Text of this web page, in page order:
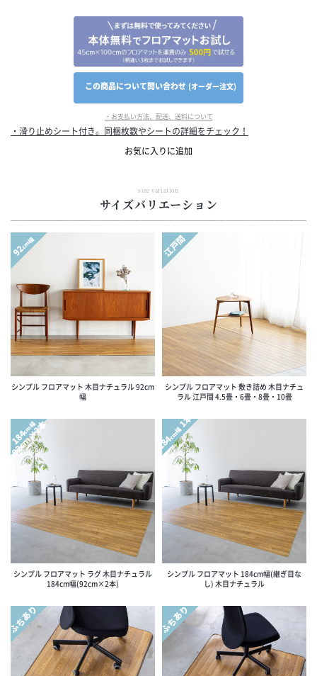
この商品について問い合わせ (オーダー注文)
・お支払い方法、配送、送料について
・滑り止めシート付き。同梱枚数やシートの詳細をチェック！
お気に入りに追加
サイズバリエーション
size variation
92cm幅
シンプル フロアマット 木目ナチュラル 92cm
幅
江戸間
シンプル フロアマット 敷き詰め 木目ナチュ
ラル 江戸間 4.5畳・6畳・8畳・10畳
184cm幅
92cm×2本
シンプル フロアマット ラグ 木目ナチュラル
184cm幅(92cm×2本)
184cm幅
1本
シンプル フロアマット 184cm幅(継ぎ目な
し) 木目ナチュラル
ふちあり ふちあり